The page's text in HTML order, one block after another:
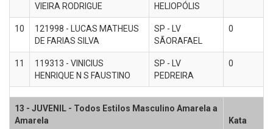
VIEIRA RODRIGUE
HELIOPÓLIS
10
121998 - LUCAS MATHEUS
DE FARIAS SILVA
SP - LV
SÃORAFAEL
0
11
119313 - VINICIUS
HENRIQUE N S FAUSTINO
SP - LV
PEDREIRA
0
13 - JUVENIL - Todos Estilos Masculino Amarela a
Amarela
Kata